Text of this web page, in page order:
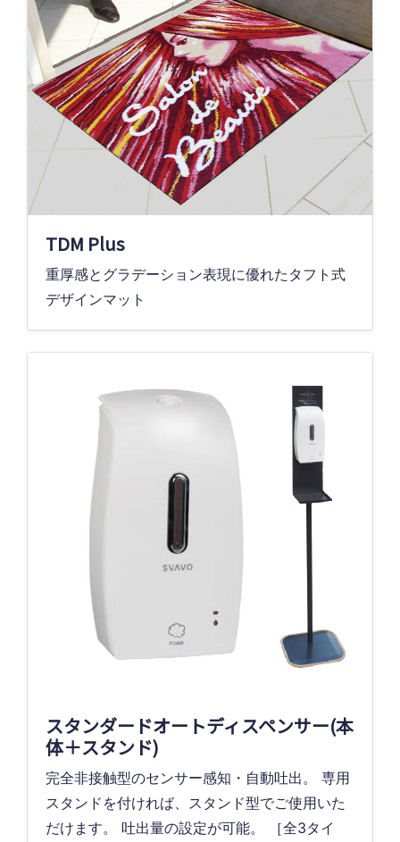
TDM Plus
重厚感とグラデーション表現に優れたタフト式
デザインマット
スタンダードオートディスペンサー(本
体＋スタンド)
完全非接触型のセンサー感知・自動吐出。 専用
スタンドを付ければ、スタンド型でご使用いた
だけます。 吐出量の設定が可能。 ［全3タイ